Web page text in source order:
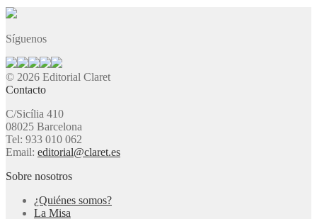
Síguenos
© 2026 Editorial Claret
Contacto
C/Sicília 410
08025 Barcelona
Tel: 933 010 062
Email: editorial@claret.es
Sobre nosotros
¿Quiénes somos?
La Misa